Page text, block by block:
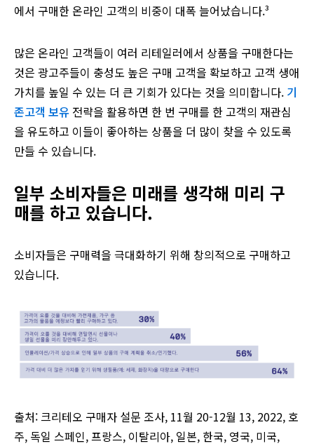
에서 구매한 온라인 고객의 비중이 대폭 늘어났습니다.³
많은 온라인 고객들이 여러 리테일러에서 상품을 구매한다는
것은 광고주들이 충성도 높은 구매 고객을 확보하고 고객 생애
가치를 높일 수 있는 더 큰 기회가 있다는 것을 의미합니다. 기
존고객 보유 전략을 활용하면 한 번 구매를 한 고객의 재관심
을 유도하고 이들이 좋아하는 상품을 더 많이 찾을 수 있도록
만들 수 있습니다.
일부 소비자들은 미래를 생각해 미리 구
매를 하고 있습니다.
소비자들은 구매력을 극대화하기 위해 창의적으로 구매하고
있습니다.
출처: 크리테오 구매자 설문 조사, 11월 20-12월 13, 2022, 호
주, 독일 스페인, 프랑스, 이탈리아, 일본, 한국, 영국, 미국,